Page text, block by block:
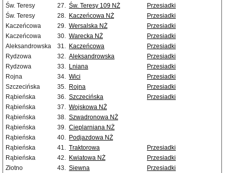
Św. Teresy
27. Św. Teresy 109 NŻ
Przesiadki
Św. Teresy
28. Kaczeńcowa NŻ
Przesiadki
Kaczeńcowa
29. Wersalska NŻ
Przesiadki
Kaczeńcowa
30. Warecka NŻ
Przesiadki
Aleksandrowska
31. Kaczeńcowa
Przesiadki
Rydzowa
32. Aleksandrowska
Przesiadki
Rydzowa
33. Lniana
Przesiadki
Rojna
34. Wici
Przesiadki
Szczecińska
35. Rojna
Przesiadki
Rąbieńska
36. Szczecińska
Przesiadki
Rąbieńska
37. Wojskowa NŻ
Rąbieńska
38. Szwadronowa NŻ
Rąbieńska
39. Cieplarniana NŻ
Rąbieńska
40. Podjazdowa NŻ
Rąbieńska
41. Traktorowa
Przesiadki
Rąbieńska
42. Kwiatowa NŻ
Przesiadki
Złotno
43. Siewna Przesiadki